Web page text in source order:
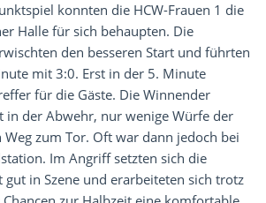
konnten die HCW-Frauen 1 die
Halle für sich behaupten. Die
den besseren Start und führten
mit 3:0. Erst in der 5. Minute
für die Gäste. Die Winnender
in der Abwehr, nur wenige Würfe der
Weg zum Tor. Oft war dann jedoch bei
Im Angriff setzten sich die
gut in Szene und erarbeiteten sich trotz